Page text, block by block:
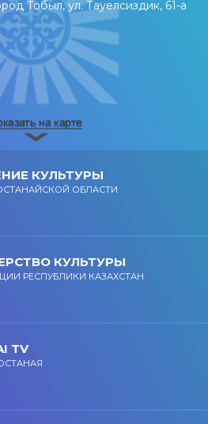
Тобыл, ул. Тауелсиздик, 61-а
КУЛЬТУРЫ
ОБЛАСТИ
КУЛЬТУРЫ
РЕСПУБЛИКИ КАЗАХСТАН
TV